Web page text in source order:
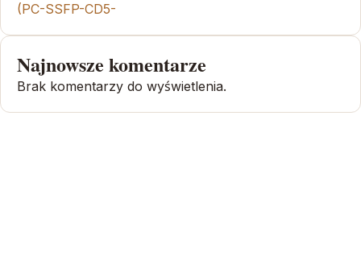
(PC-SSFP-CD5-
Najnowsze komentarze
Brak komentarzy do wyświetlenia.